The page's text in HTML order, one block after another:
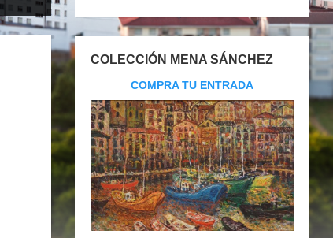
COLECCIÓN MENA SÁNCHEZ
COMPRA TU ENTRADA